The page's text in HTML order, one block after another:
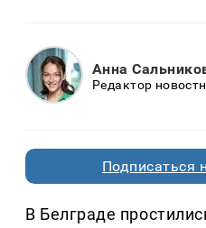
Анна
Редактор
Подписаться
В Белграде